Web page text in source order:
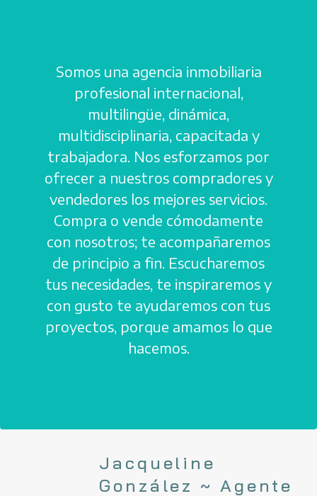
Somos una agencia inmobiliaria
profesional internacional,
multilingüe, dinámica,
multidisciplinaria, capacitada y
trabajadora. Nos esforzamos por
ofrecer a nuestros compradores y
vendedores los mejores servicios.
Compra o vende cómodamente
con nosotros; te acompañaremos
de principio a fin. Escucharemos
tus necesidades, te inspiraremos y
con gusto te ayudaremos con tus
proyectos, porque amamos lo que
hacemos.
Jacqueline
González ~ Agente